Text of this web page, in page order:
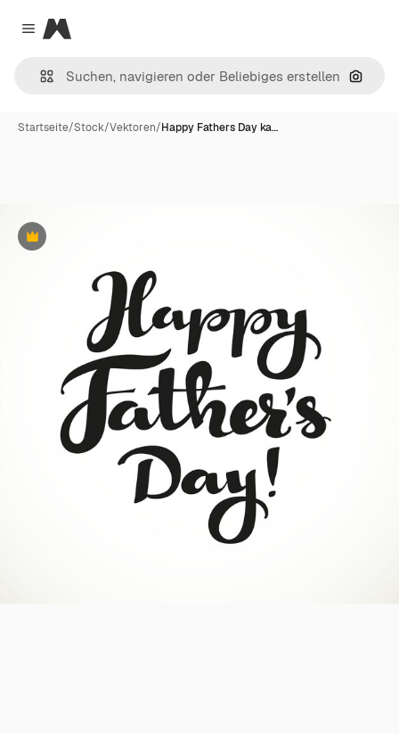
Close menu
Magnific
Nach
Startseite/Stock/Vektoren/Happy Fathers Day ka…
Premium